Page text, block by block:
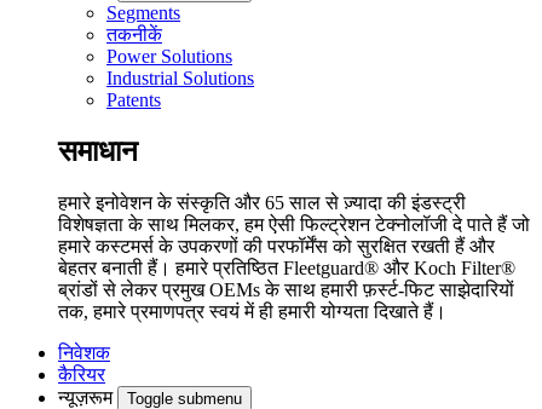
Segments
तकनीकें
Power Solutions
Industrial Solutions
Patents
समाधान
हमारे इनोवेशन के संस्कृति और 65 साल से ज़्यादा की इंडस्ट्री
विशेषज्ञता के साथ मिलकर, हम ऐसी फिल्ट्रेशन टेक्नोलॉजी दे पाते हैं जो
हमारे कस्टमर्स के उपकरणों की परफॉर्मेंस को सुरक्षित रखती हैं और
बेहतर बनाती हैं। हमारे प्रतिष्ठित Fleetguard® और Koch Filter®
ब्रांडों से लेकर प्रमुख OEMs के साथ हमारी फ़र्स्ट-फिट साझेदारियों
तक, हमारे प्रमाणपत्र स्वयं में ही हमारी योग्यता दिखाते हैं।
निवेशक
कैरियर
न्यूज़रूम
Toggle submenu